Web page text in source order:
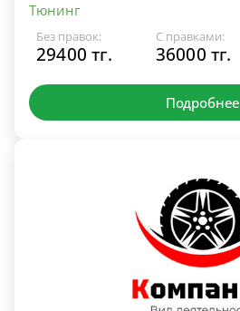
Тюнинг
Без правок:
29400 тг.
С правками:
36000 тг.
Подробнее